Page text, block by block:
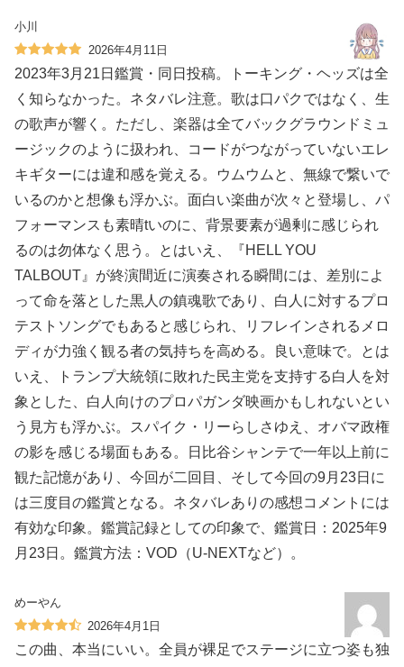
小川
2026年4月11日
2023年3月21日鑑賞・同日投稿。トーキング・ヘッズは全
く知らなかった。ネタバレ注意。歌は口パクではなく、生
の歌声が響く。ただし、楽器は全てバックグラウンドミュ
ージックのように扱われ、コードがつながっていないエレ
キギターには違和感を覚える。ウムウムと、無線で繋いで
いるのかと想像も浮かぶ。面白い楽曲が次々と登場し、パ
フォーマンスも素晴tいのに、背景要素が過剰に感じられ
るのは勿体なく思う。とはいえ、『HELL YOU
TALBOUT』が終演間近に演奏される瞬間には、差別によ
って命を落とした黒人の鎮魂歌であり、白人に対するプロ
テストソングでもあると感じられ、リフレインされるメロ
ディが力強く観る者の気持ちを高める。良い意味で。とは
いえ、トランプ大統領に敗れた民主党を支持する白人を対
象とした、白人向けのプロパガンダ映画かもしれないとい
う見方も浮かぶ。スパイク・リーらしさゆえ、オバマ政権
の影を感じる場面もある。日比谷シャンテで一年以上前に
観た記憶があり、今回が二回目、そして今回の9月23日に
は三度目の鑑賞となる。ネタバレありの感想コメントには
有効な印象。鑑賞記録としての印象で、鑑賞日：2025年9
月23日。鑑賞方法：VOD（U-NEXTなど）。
めーやん
2026年4月1日
この曲、本当にいい。全員が裸足でステージに立つ姿も独